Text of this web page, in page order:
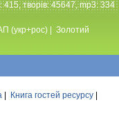
415, творiв: 45647, mp3: 334
(укр+рос)
Золотий
Книга гостей ресурсу